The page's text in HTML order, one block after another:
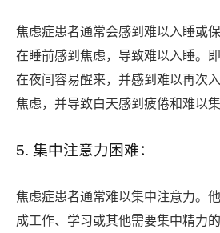
焦虑症患者通常会感到难以入睡或
在睡前感到焦虑，导致难以入睡。
在夜间容易醒来，并感到难以再次
焦虑，并导致白天感到疲倦和难以集
5. 集中注意力困难：
焦虑症患者通常难以集中注意力。
成工作、学习或其他需要集中精力